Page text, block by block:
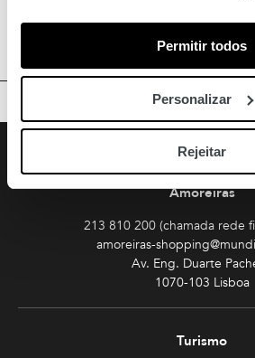
Permitir todos
Personalizar
Rejeitar
TOPO
Amoreiras
213 810 200 (chamada rede
amoreiras-
Av. Eng. Duarte
1070-103 Lisboa
Turismo